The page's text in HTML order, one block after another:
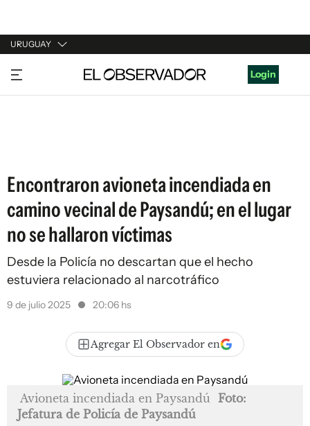
URUGUAY
URUGUAY
ARGENTINA
Login
Encontraron avioneta incendiada en
camino vecinal de Paysandú; en el lugar
no se hallaron víctimas
Desde la Policía no descartan que el hecho
estuviera relacionado al narcotráfico
9 de julio 2025 20:06 hs
Agregar El Observador en
Avioneta incendiada en Paysandú Foto:
Jefatura de Policía de Paysandú